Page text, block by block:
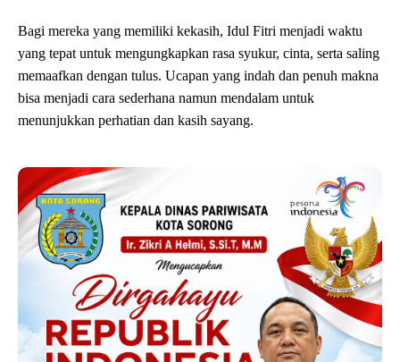
Bagi mereka yang memiliki kekasih, Idul Fitri menjadi waktu
yang tepat untuk mengungkapkan rasa syukur, cinta, serta saling
memaafkan dengan tulus. Ucapan yang indah dan penuh makna
bisa menjadi cara sederhana namun mendalam untuk
menunjukkan perhatian dan kasih sayang.